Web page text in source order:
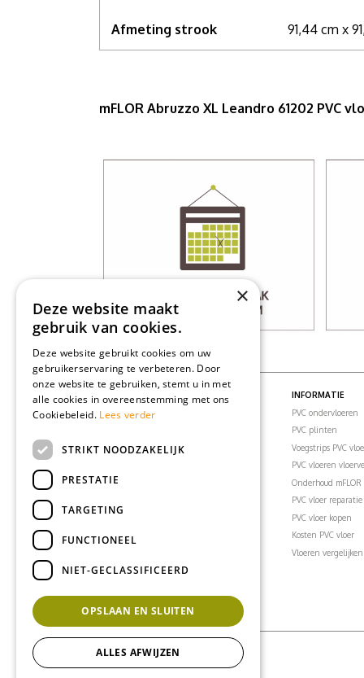
Afmeting strook 91,44 cm x
mFLOR Abruzzo XL Leandro 61202 PVC
PVC vloeren
PVC klikvloeren
PVC vloer woonkamer
PVC vloer keuken
PVC vloeren inspiratie
INFORMATIE
PVC ondervloeren
PVC plinten
Voegstrips PVC
PVC vloeren
Onderhoud mFLOR
PVC vloer reparatie
PVC vloer kopen
Kosten PVC vloer
Vloeren vergelijken
×
Deze website maakt
gebruik van cookies.
Deze website gebruikt cookies om uw
gebruikerservaring te verbeteren. Door
onze website te gebruiken, stemt u in met
alle cookies in overeenstemming met ons
Cookiebeleid. Lees verder
STRIKT NOODZAKELIJK
PRESTATIE
TARGETING
FUNCTIONEEL
NIET-GECLASSIFICEERD
OPSLAAN EN SLUITEN
ALLES AFWIJZEN